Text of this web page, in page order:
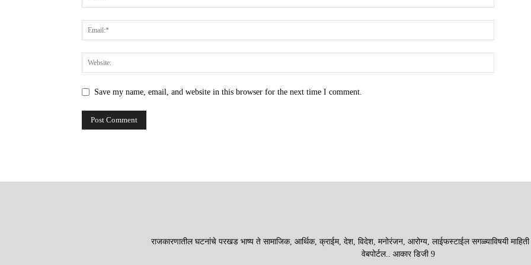
Save my name, email, and website in this browser for the next time I comment.
राजकारणातील घटनांचे परखड भाष्य ते सामाजिक, आर्थिक, क्राईम, देश, विदेश, मनोरंजन, आरोग्य, लाईफस्टाईल सगळ्याविषयी माहिती
वेबपोर्टल.. आकार डिजी 9